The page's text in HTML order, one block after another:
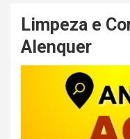
Limpeza e
Alenquer